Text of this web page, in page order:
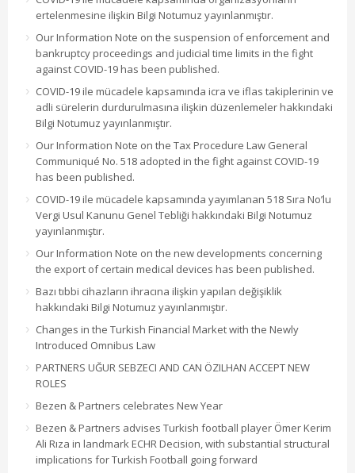
ertelenmesine ilişkin Bilgi Notumuz yayınlanmıştır.
Our Information Note on the suspension of enforcement and
bankruptcy proceedings and judicial time limits in the fight
against COVID-19 has been published.
COVID-19 ile mücadele kapsamında icra ve iflas takiplerinin ve
adli sürelerin durdurulmasına ilişkin düzenlemeler hakkındaki
Bilgi Notumuz yayınlanmıştır.
Our Information Note on the Tax Procedure Law General
Communiqué No. 518 adopted in the fight against COVID-19
has been published.
COVID-19 ile mücadele kapsamında yayımlanan 518 Sıra No’lu
Vergi Usul Kanunu Genel Tebliği hakkındaki Bilgi Notumuz
yayınlanmıştır.
Our Information Note on the new developments concerning
the export of certain medical devices has been published.
Bazı tıbbi cihazların ihracına ilişkin yapılan değişiklik
hakkındaki Bilgi Notumuz yayınlanmıştır.
Changes in the Turkish Financial Market with the Newly
Introduced Omnibus Law
PARTNERS UĞUR SEBZECI AND CAN ÖZILHAN ACCEPT NEW
ROLES
Bezen & Partners celebrates New Year
Bezen & Partners advises Turkish football player Ömer Kerim
Ali Rıza in landmark ECHR Decision, with substantial structural
implications for Turkish Football going forward